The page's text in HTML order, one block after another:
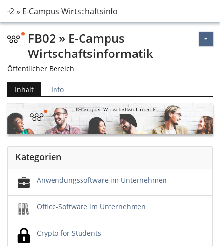
» E-Campus Wirtschaftsinformatik
FB02 » E-Campus
Wirtschaftsinformatik
Öffentlicher Bereich
Inhalt Info
Kategorien
Anwendungssoftware im Unternehmen
Office-Software im Unternehmen
Crypto for Students